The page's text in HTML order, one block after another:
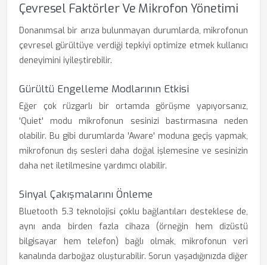
Çevresel Faktörler Ve Mikrofon Yönetimi
Donanımsal bir arıza bulunmayan durumlarda, mikrofonun
çevresel gürültüye verdiği tepkiyi optimize etmek kullanıcı
deneyimini iyileştirebilir.
Gürültü Engelleme Modlarının Etkisi
Eğer çok rüzgarlı bir ortamda görüşme yapıyorsanız,
'Quiet' modu mikrofonun sesinizi bastırmasına neden
olabilir. Bu gibi durumlarda 'Aware' moduna geçiş yapmak,
mikrofonun dış sesleri daha doğal işlemesine ve sesinizin
daha net iletilmesine yardımcı olabilir.
Sinyal Çakışmalarını Önleme
Bluetooth 5.3 teknolojisi çoklu bağlantıları desteklese de,
aynı anda birden fazla cihaza (örneğin hem dizüstü
bilgisayar hem telefon) bağlı olmak, mikrofonun veri
kanalında darboğaz oluşturabilir. Sorun yaşadığınızda diğer